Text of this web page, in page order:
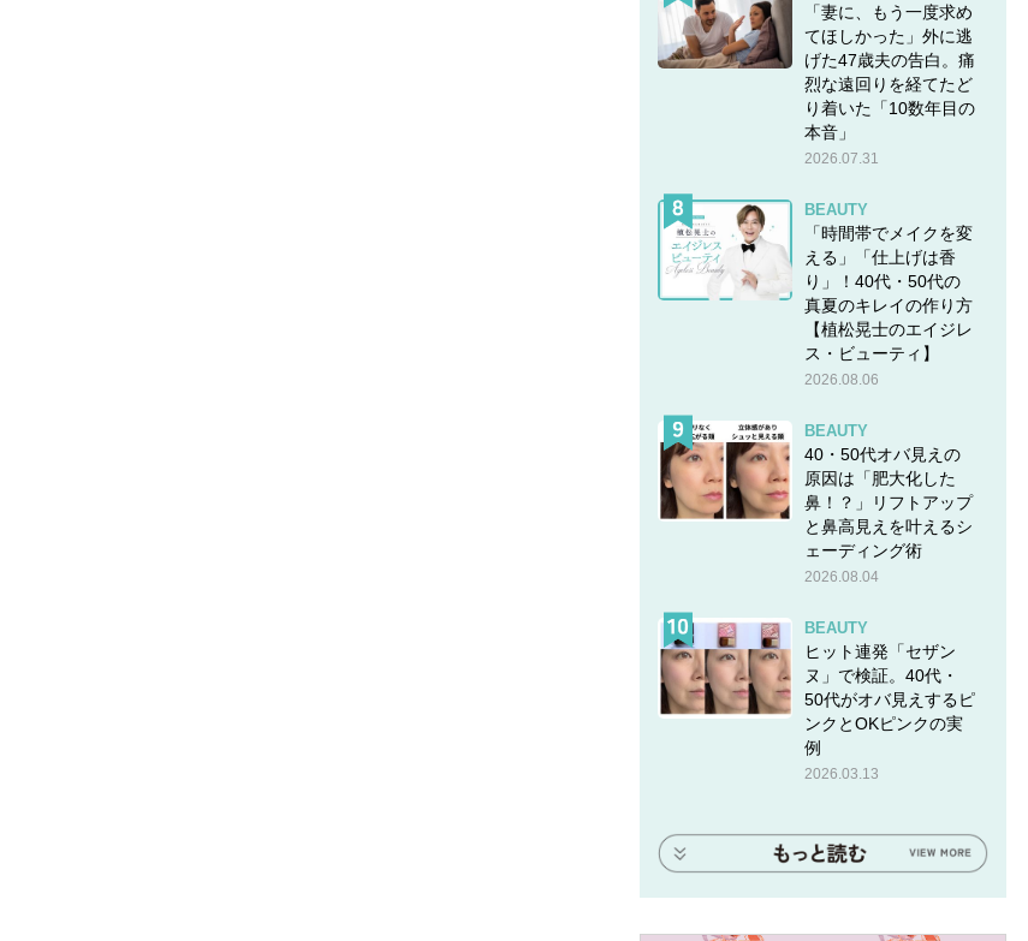
「妻に、もう一度求め
てほしかった」外に逃
げた47歳夫の告白。痛
烈な遠回りを経てたど
り着いた「10数年目の
本音」
2026.07.31
BEAUTY
「時間帯でメイクを変
える」「仕上げは香
り」！40代・50代の
真夏のキレイの作り方
【植松晃士のエイジレ
ス・ビューティ】
2026.08.06
BEAUTY
40・50代オバ見えの
原因は「肥大化した
鼻！？」リフトアップ
と鼻高見えを叶えるシ
ェーディング術
2026.08.04
BEAUTY
ヒット連発「セザン
ヌ」で検証。40代・
50代がオバ見えするピ
ンクとOKピンクの実
例
2026.03.13